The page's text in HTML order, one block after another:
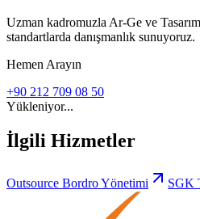
Uzman kadromuzla Ar-Ge ve
standartlarda danışmanlık sunuyoruz.
Hemen Arayın
+90 212 709 08 50
Yükleniyor...
İlgili Hizmetler
Outsource Bordro Yönetimi SGK